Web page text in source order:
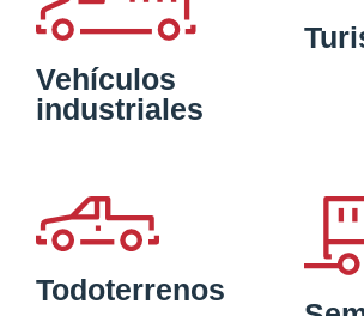
Vehículos
industriales
Todoterrenos